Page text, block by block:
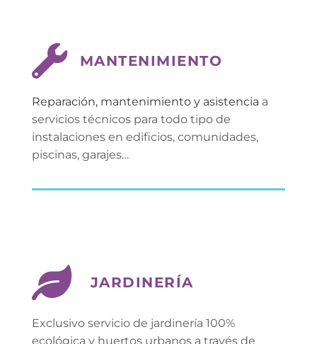
MANTENIMIENTO
Reparación, mantenimiento y asistencia a
servicios técnicos para todo tipo de
instalaciones en edificios, comunidades,
piscinas, garajes…
JARDINERÍA
Exclusivo servicio de jardinería 100%